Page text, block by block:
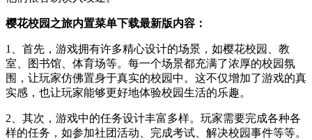
樱花校园之旅内置菜单下载最新版内容：
1、首先，游戏拥有许多精心设计的场景，如樱花校园、教
室、图书馆、体育场等。每一个场景都充满了浓厚的校园氛
围，让玩家仿佛置身于真实的校园中。这不仅增加了游戏的真
实感，也让玩家能够更好地体验校园生活的乐趣。
2、其次，游戏中的任务设计丰富多样。玩家需要完成各种各
样的任务，如参加社团活动、完成考试、解决校园事件等等。